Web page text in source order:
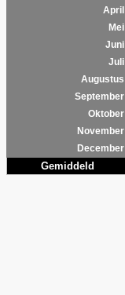
April
Mei
Juni
Juli
Augustus
September
Oktober
November
December
Gemiddeld